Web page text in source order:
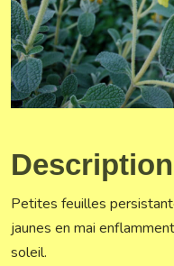
Petites feuilles
jaunes en mai
soleil.